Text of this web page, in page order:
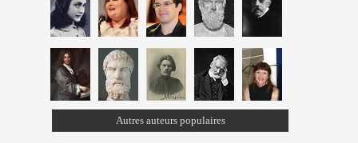
Autres auteurs populaires